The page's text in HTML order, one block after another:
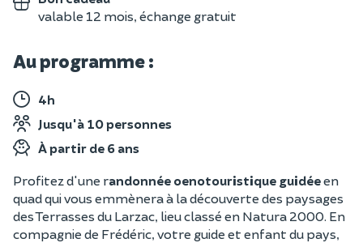
valable 12 mois, échange gratuit
Au programme :
4h
Jusqu'à 10 personnes
À partir de 6 ans
Profitez d'une randonnée oenotouristique guidéeen
quad qui vous emmènera à la découverte des paysages
des Terrasses du Larzac, lieu classé en Natura 2000. En
compagnie de Frédéric, votre guide et enfant du pays,